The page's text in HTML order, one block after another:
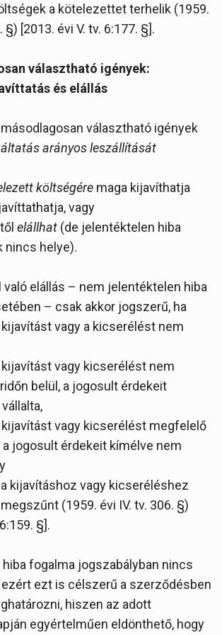
a kötelezettet terhelik (1959.
§) [2013. évi V. tv. 6:177. §].
választható igények:
és elállás
választható igények
arányos leszállítását
költségére maga kijavíthatja
vagy
elállhat (de jelentéktelen hiba
nincs helye).
elállás – nem jelentéktelen hiba
– csak akkor jogszerű, ha
vagy a kicserélést nem
vagy kicserélést nem
belül, a jogosult érdekeit
vagy kicserélést megfelelő
a jogosult érdekeit kímélve nem
kijavításhoz vagy kicseréléshez
(1959. évi IV. tv. 306. §)
§].
fogalma jogszabályban nincs
ezt is célszerű a szerződésben
hiszen az adott
egyértelműen eldönthető, hogy